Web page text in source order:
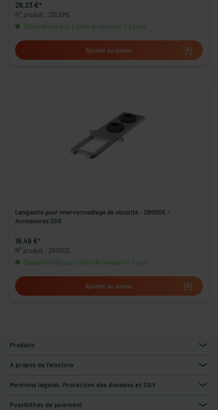
28,23 €*
N° produit : ZBL5ME
Disponible (4 pcs.), délai de livraison 1-3 jours
Ajouter au panier
Languette pour interverrouillage de sécurité - ZBG5GE -
Accessoires ZSR
18,48 €*
N° produit : ZBG5GE
Disponible (20 pcs.), délai de livraison 1-3 jours
Ajouter au panier
Produits
A propos de l'elostore
Mentions légales, Protection des données et CGV
Possibilités de paiement